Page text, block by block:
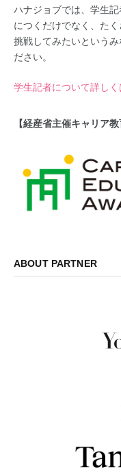
ハナジョブでは、学生
につくだけでなく、た
挑戦してみたいという
ださい。
学生記者について詳し
【経産省主催キャリア
ABOUT PARTNER